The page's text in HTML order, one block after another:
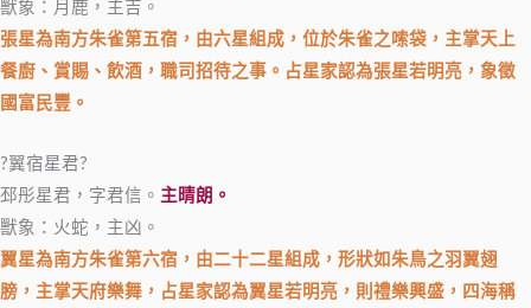
獸象：月鹿，主吉。
張星為南方朱雀第五宿，由六星組成，位於朱雀之嗦袋，主掌天上
餐廚、賞賜、飲酒，職司招待之事。占星家認為張星若明亮，象徵
國富民豐。
?翼宿星君?
邳彤星君，字君信。 主晴朗。
獸象：火蛇，主凶。
翼星為南方朱雀第六宿，由二十二星組成，形狀如朱鳥之羽翼翅
膀，主掌天府樂舞，占星家認為翼星若明亮，則禮樂興盛，四海稱